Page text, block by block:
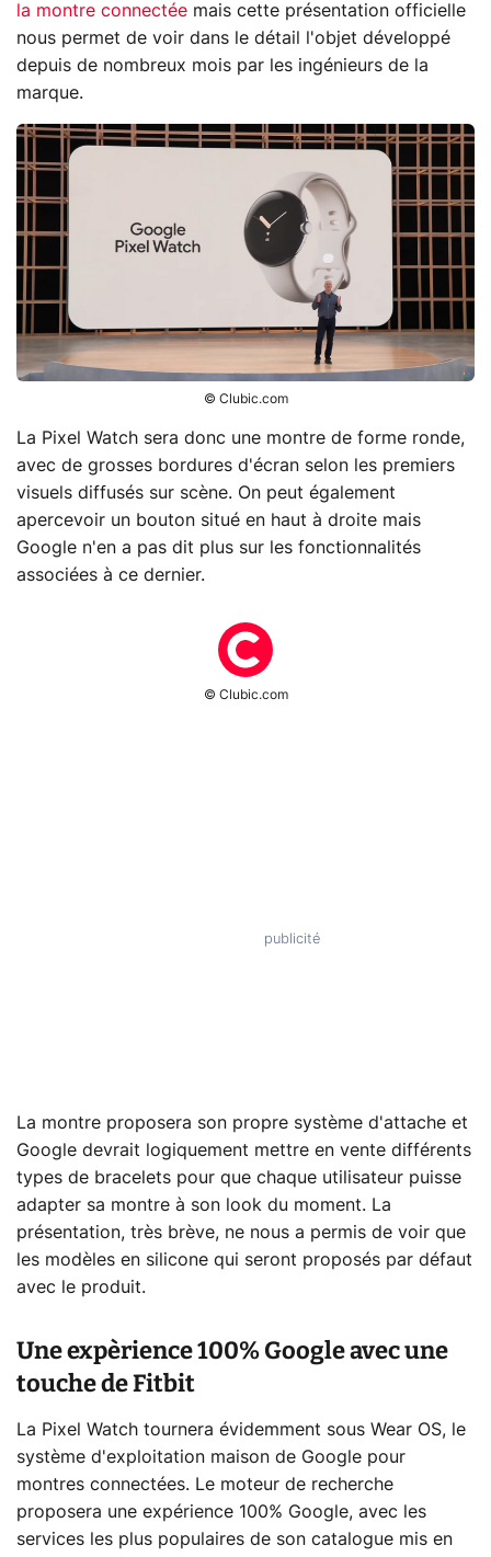
la montre connectée mais cette présentation officielle
nous permet de voir dans le détail l'objet développé
depuis de nombreux mois par les ingénieurs de la
marque.
© Clubic.com
La Pixel Watch sera donc une montre de forme ronde,
avec de grosses bordures d'écran selon les premiers
visuels diffusés sur scène. On peut également
apercevoir un bouton situé en haut à droite mais
Google n'en a pas dit plus sur les fonctionnalités
associées à ce dernier.
© Clubic.com
La montre proposera son propre système d'attache et
Google devrait logiquement mettre en vente différents
types de bracelets pour que chaque utilisateur puisse
adapter sa montre à son look du moment. La
présentation, très brève, ne nous a permis de voir que
les modèles en silicone qui seront proposés par défaut
avec le produit.
Une expèrience 100% Google avec une
touche de Fitbit
La Pixel Watch tournera évidemment sous Wear OS, le
système d'exploitation maison de Google pour
montres connectées. Le moteur de recherche
proposera une expérience 100% Google, avec les
services les plus populaires de son catalogue mis en